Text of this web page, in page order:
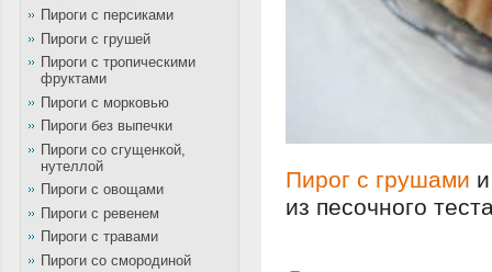
Пироги с персиками
Пироги с грушей
Пироги с тропическими
фруктами
Пироги с морковью
Пироги без выпечки
Пироги со сгущенкой,
нутеллой
Пироги с овощами
Пироги с ревенем
Пироги с травами
Пироги со смородиной
Пирог с грушами
из песочного